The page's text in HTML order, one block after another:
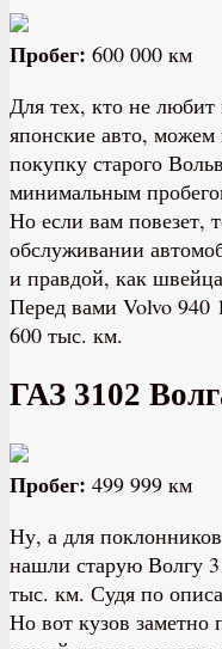
Пробег: 600 000 км
Для тех, кто не
японские авто, можем
покупку старого
минимальным
Но если вам повезет,
обслуживании
и правдой, как
Перед вами Volvo 940
600 тыс. км.
ГАЗ 3102
Пробег: 499 999 км
Ну, а для
нашли старую Волгу
тыс. км. Судя по
Но вот кузов заметно